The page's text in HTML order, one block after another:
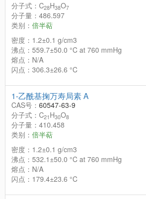
分子式：C28H38O7
分子量：486.597
类别： 倍半萜
密度：1.2±0.1 g/cm3
沸点：559.7±50.0 °C at 760 mmHg
熔点：N/A
闪点：306.3±26.6 °C
1-乙酰基掬万寿局素 A
CAS号： 60547-63-9
分子式：C21 H30O8
分子量：410.458
类别： 倍半萜
密度：1.2±0.1 g/cm3
沸点：532.1±50.0 °C at 760 mmHg
熔点：N/A
闪点：179.4±23.6 °C